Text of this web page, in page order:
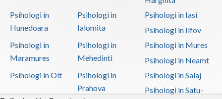
Psihologi in
Hunedoara
Psihologi in
Ialomita
Psihologi in Iasi
Psihologi in Ilfov
Psihologi in
Maramures
Psihologi in
Mehedinti
Psihologi in Mures
Psihologi in Neamt
Psihologi in Olt
Psihologi in
Prahova
Psihologi in Salaj
Psihologi in Satu-